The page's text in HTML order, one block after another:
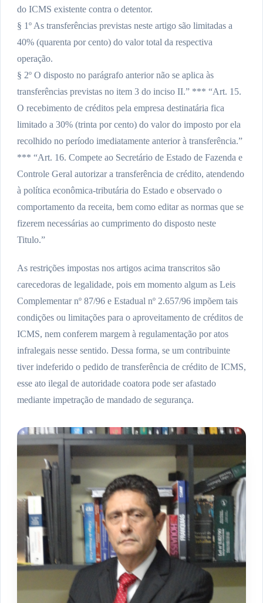
do ICMS existente contra o detentor.
§ 1º As transferências previstas neste artigo são limitadas a
40% (quarenta por cento) do valor total da respectiva
operação.
§ 2º O disposto no parágrafo anterior não se aplica às
transferências previstas no item 3 do inciso II.” *** “Art. 15.
O recebimento de créditos pela empresa destinatária fica
limitado a 30% (trinta por cento) do valor do imposto por ela
recolhido no período imediatamente anterior à transferência.”
*** “Art. 16. Compete ao Secretário de Estado de Fazenda e
Controle Geral autorizar a transferência de crédito, atendendo
à política econômica-tributária do Estado e observado o
comportamento da receita, bem como editar as normas que se
fizerem necessárias ao cumprimento do disposto neste
Titulo.”
As restrições impostas nos artigos acima transcritos são
carecedoras de legalidade, pois em momento algum as Leis
Complementar nº 87/96 e Estadual nº 2.657/96 impõem tais
condições ou limitações para o aproveitamento de créditos de
ICMS, nem conferem margem à regulamentação por atos
infralegais nesse sentido. Dessa forma, se um contribuinte
tiver indeferido o pedido de transferência de crédito de ICMS,
esse ato ilegal de autoridade coatora pode ser afastado
mediante impetração de mandado de segurança.